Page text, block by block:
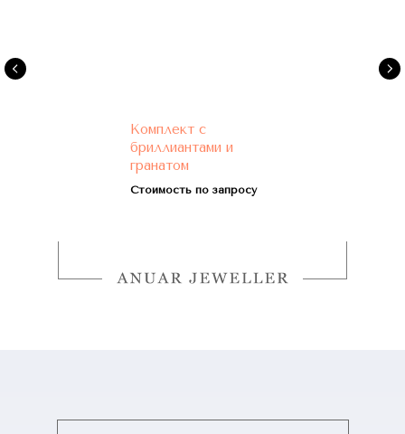
Комплект с
бриллиантами и
гранатом
Стоимость по запросу